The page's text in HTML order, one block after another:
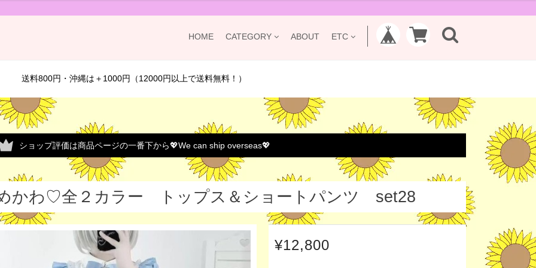
HOME CATEGORY ABOUT ETC
送料800円・沖縄は＋1000円（12000円以上で送料無料！）
ショップ評価は商品ページの一番下から💖We can ship overseas💖
かわ♡全２カラー トップス＆ショートパンツ set28
¥12,800